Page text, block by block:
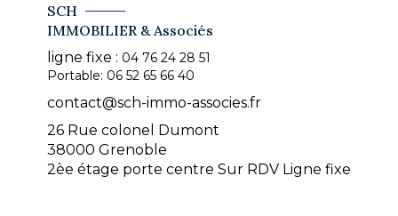
SCH
IMMOBILIER & Associés
ligne fixe : 04 76 24 28 51
Portable: 06 52 65 66 40
contact@sch-immo-associes.fr
26 Rue colonel Dumont
38000 Grenoble
2èe étage porte centre Sur RDV Ligne fixe